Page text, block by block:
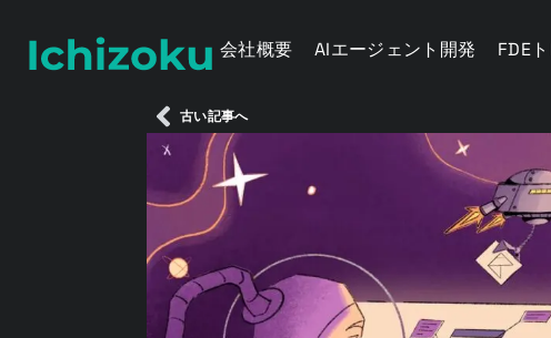
会社概要 AIエージェント開発 FDE
古い記事へ